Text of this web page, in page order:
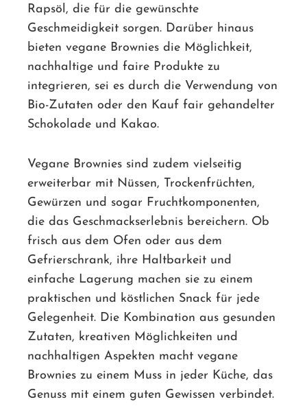
Rapsöl, die für die gewünschte
Geschmeidigkeit sorgen. Darüber hinaus
bieten vegane Brownies die Möglichkeit,
nachhaltige und faire Produkte zu
integrieren, sei es durch die Verwendung von
Bio-Zutaten oder den Kauf fair gehandelter
Schokolade und Kakao.
Vegane Brownies sind zudem vielseitig
erweiterbar mit Nüssen, Trockenfrüchten,
Gewürzen und sogar Fruchtkomponenten,
die das Geschmackserlebnis bereichern. Ob
frisch aus dem Ofen oder aus dem
Gefrierschrank, ihre Haltbarkeit und
einfache Lagerung machen sie zu einem
praktischen und köstlichen Snack für jede
Gelegenheit. Die Kombination aus gesunden
Zutaten, kreativen Möglichkeiten und
nachhaltigen Aspekten macht vegane
Brownies zu einem Muss in jeder Küche, das
Genuss mit einem guten Gewissen verbindet.